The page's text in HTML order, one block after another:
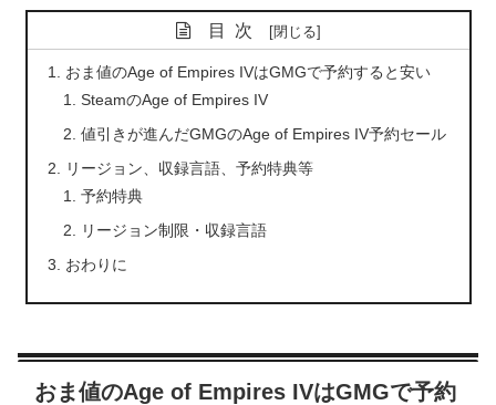
目次
おま値のAge of Empires IVはGMGで予約すると安い
SteamのAge of Empires IV
値引きが進んだGMGのAge of Empires IV予約セール
リージョン、収録言語、予約特典等
予約特典
リージョン制限・収録言語
おわりに
おま値のAge of Empires IVはGMGで予約